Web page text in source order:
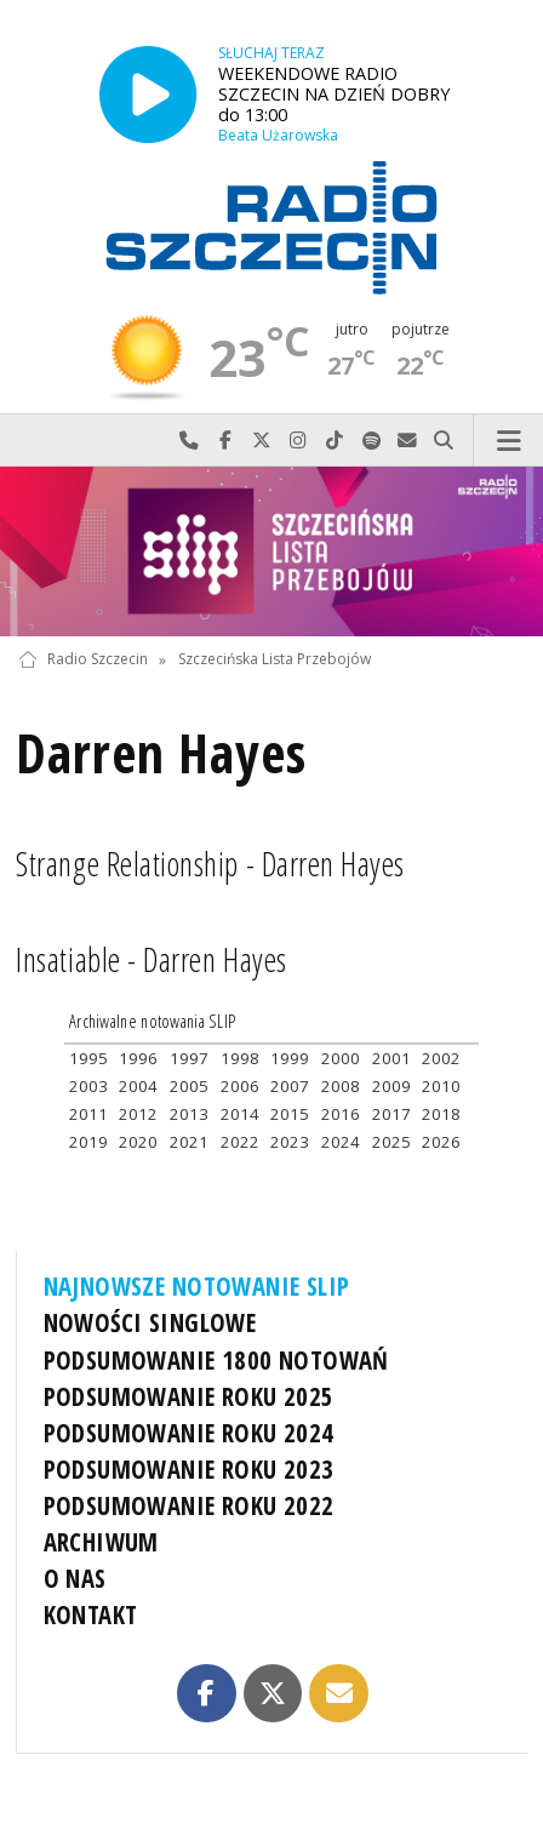
SŁUCHAJ TERAZ
WEEKENDOWE RADIO
SZCZECIN NA DZIEŃ DOBRY
do 13:00
Beata Użarowska
23°C jutro
27°C
pojutrze
22°C
Najlepiej po prostu do nas zadzwoń
Odwiedź nas na Facebook-u
Odwiedź nas na X
Odwiedź nas na Instagram-ie
Odwiedź nas na TikTok-u
Szukaj nas na Spotify
Wyślij do nas
Szukaj
Radio Szczecin » Szczecińska Lista Przebojów
Darren Hayes
Strange Relationship - Darren Hayes
Insatiable - Darren Hayes
Archiwalne notowania SLIP
1995 1996 1997 1998 1999 2000 2001
2002
2003 2004 2005 2006 2007 2008 2009 2010
2011
2012 2013 2014 2015 2016 2017 2018
2019 2020 2021 2022 2023 2024 2025 2026
NAJNOWSZE NOTOWANIE SLIP
NOWOŚCI SINGLOWE
PODSUMOWANIE 1800 NOTOWAŃ
PODSUMOWANIE ROKU 2025
PODSUMOWANIE ROKU 2024
PODSUMOWANIE ROKU 2023
PODSUMOWANIE ROKU 2022
ARCHIWUM
O NAS
KONTAKT